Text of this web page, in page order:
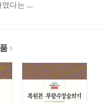
背大乘戒
通國使戒
惡販賣戒
毁良善戒
다는 ...